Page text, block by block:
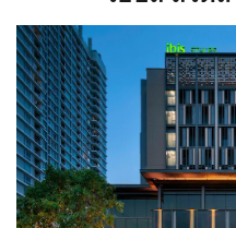
ความโดดเด่นที่สุดแห่งหนึ่งข
ของโรงแรมที่ทันสมัยที่สุดใน
มาตรฐานระดับโรงแรม 3 ดา
สินค้า ร้านอาหารชื่อดัง สถา
สุวรรณภูมิและดอนเมือง ทำใ
โรงแรมให้บริการห้องพักทั้ง
หลายประเภทให้คุณได้เลือก
เรียร์ และห้องพักสำหรับครอ